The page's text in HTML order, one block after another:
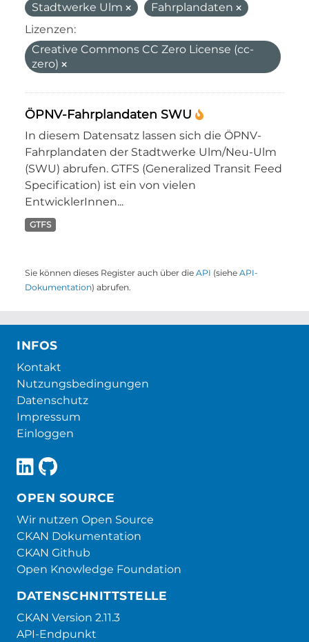
Stadtwerke Ulm
Fahrplandaten
Lizenzen:
Creative Commons CC Zero License (cc-
zero)
ÖPNV-Fahrplandaten SWU
In diesem Datensatz lassen sich die ÖPNV-
Fahrplandaten der Stadtwerke Ulm/Neu-Ulm
(SWU) abrufen. GTFS (Generalized Transit Feed
Specification) ist ein von vielen
EntwicklerInnen...
GTFS
Sie können dieses Register auch über die API (siehe API-
Dokumentation) abrufen.
INFOS
Kontakt
Nutzungsbedingungen
Datenschutz
Impressum
Einloggen
OPEN SOURCE
Wir nutzen Open Source
CKAN Dokumentation
CKAN Github
Open Knowledge Foundation
DATENSCHNITTSTELLE
CKAN Version 2.11.3
API-Endpunkt